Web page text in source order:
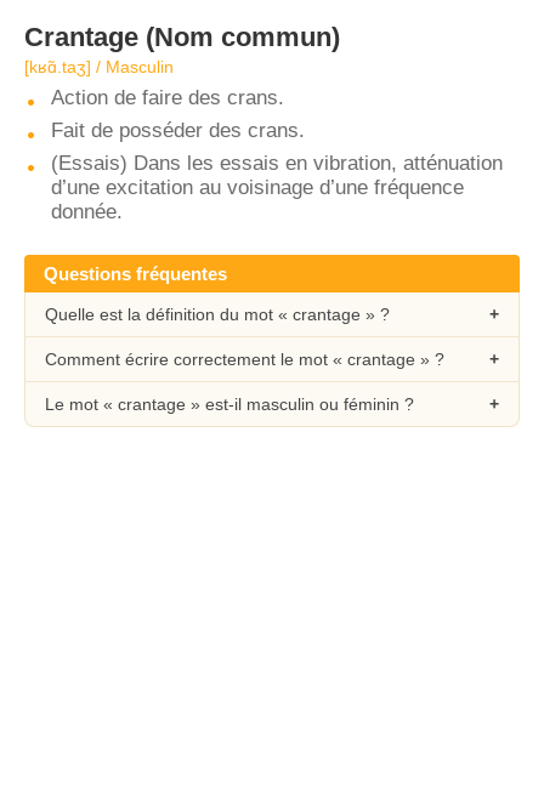
Crantage (Nom commun)
[kʁɑ̃.taʒ] / Masculin
Action de faire des crans.
Fait de posséder des crans.
(Essais) Dans les essais en vibration, atténuation
d’une excitation au voisinage d’une fréquence
donnée.
Questions fréquentes
Quelle est la définition du mot « crantage » ?
Comment écrire correctement le mot « crantage » ?
Le mot « crantage » est-il masculin ou féminin ?